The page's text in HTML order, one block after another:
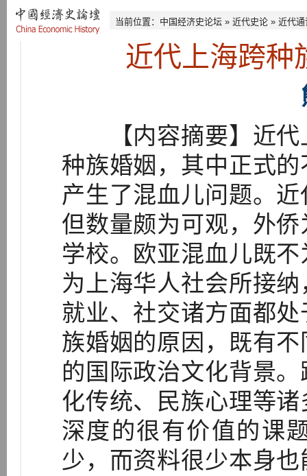
当前位置： 中国经济史论坛 » 近代史论 » 近代通
近代上海跨种
【内容摘要】近代
种族婚姻，其中正式
产生了混血儿问题。
但数量颇为可观，外
学校。欧亚混血儿既
为上海华人社会所接
就业、社交诸方面都
族婚姻的原因，既有
的国际政治文化背景
化传统、民族心理等
深度的很有价值的课
少，而资料很少本身